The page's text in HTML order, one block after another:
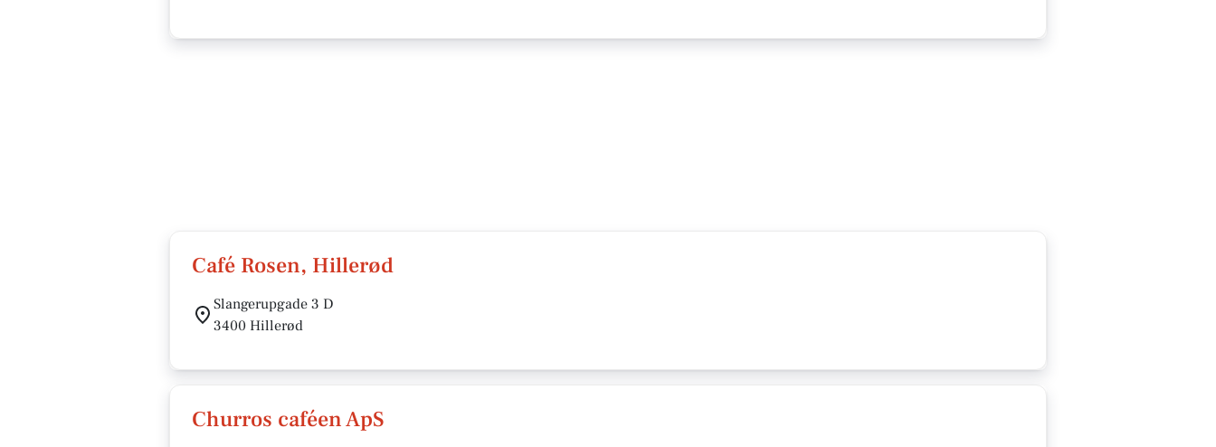
Café Rosen, Hillerød
Slangerupgade 3 D
3400 Hillerød
Churros caféen ApS